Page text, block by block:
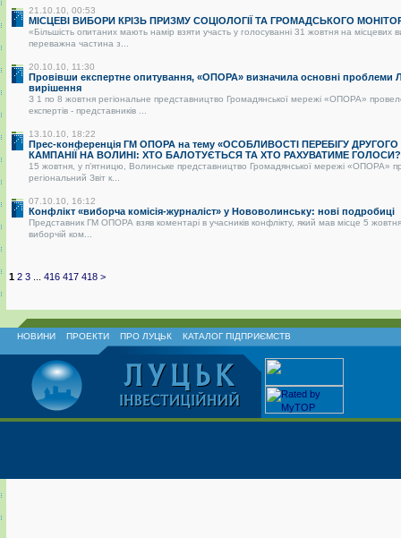
21.10.10, 00:53
МІСЦЕВІ ВИБОРИ КРІЗЬ ПРИЗМУ СОЦІОЛОГІЇ ТА ГРОМАДСЬКОГО
«Більшість опитаних мають намір взяти участь у голосуванні 31 жовтня на місцевих
переважна частина з...
20.10.10, 11:30
Провівши експертне опитування, «ОПОРА» визначила основні проблеми
вирішення
З 1 по 8 жовтня регіональне представництво Громадянської мережі «ОПОРА»
експертів - представників ...
13.10.10, 18:22
Прес-конференція ГМ ОПОРА на тему «ОСОБЛИВОСТІ ПЕРЕБІГУ
КАМПАНІЇ НА ВОЛИНІ: ХТО БАЛОТУЄТЬСЯ ТА ХТО РАХУВАТИМЕ
15 жовтня, у п’ятницю, Волинське представництво Громадянської мережі «ОПОРА»
регіональний Звіт к...
07.10.10, 16:12
Конфлікт «виборча комісія-журналіст» у Нововолинську: нові подробиці
Представник ГМ ОПОРА взяв коментарі в учасників конфлікту, який мав місце 5 жовтня
виборчій ком...
1 2 3 416 417 418 >
НОВИНИ ПРОЕКТИ ПРО ЛУЦЬК КАТАЛОГ ПІДПРИЄМСТВ